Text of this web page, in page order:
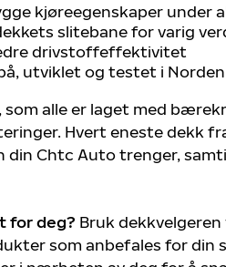
kjøreegenskaper under
slitebane for varig
drivstoffeffektivitet
utviklet og testet i Norden
alle er laget med
Hvert eneste dekk
din Chtc Auto trenger,
for deg? Bruk
som anbefales for din